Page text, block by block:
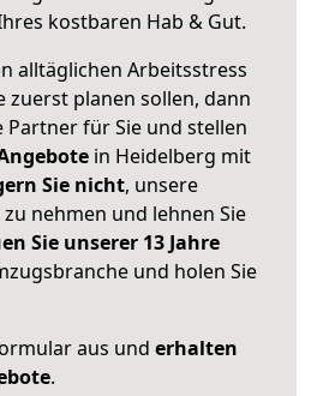
kostbaren Hab & Gut.
alltäglichen Arbeitsstress
zuerst planen sollen, dann
für Sie und stellen
in Heidelberg mit
Sie nicht, unsere
nehmen und lehnen Sie
Sie unserer 13 Jahre
und holen Sie
aus und erhalten
.